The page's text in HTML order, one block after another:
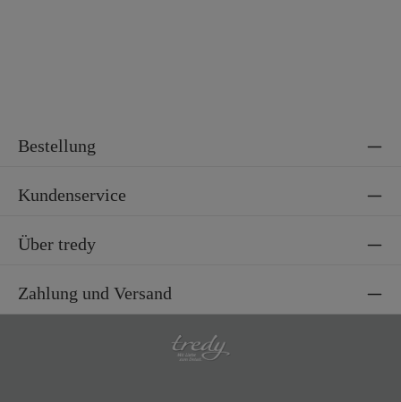
Bestellung
Kundenservice
Über tredy
Zahlung und Versand